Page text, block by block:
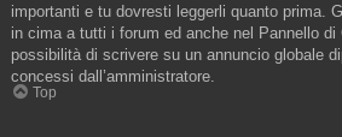
importanti e tu dovresti leggerli quanto prima.
in cima a tutti i forum ed anche nel Pannello di
possibilità di scrivere su un annuncio globale
concessi dall’amministratore.
Top